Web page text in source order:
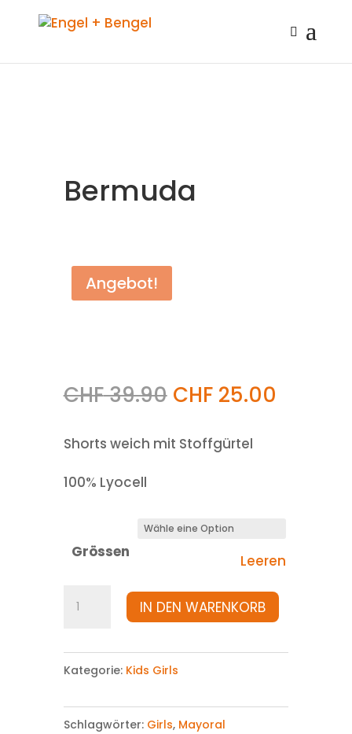
Bermuda
Angebot!
CHF39.90 CHF25.00
Shorts weich mit Stoffgürtel
100% Lyocell
Grössen
Leeren
Bermuda
IN DEN WARENKORB
Kategorie: Kids Girls
Schlagwörter: Girls, Mayoral